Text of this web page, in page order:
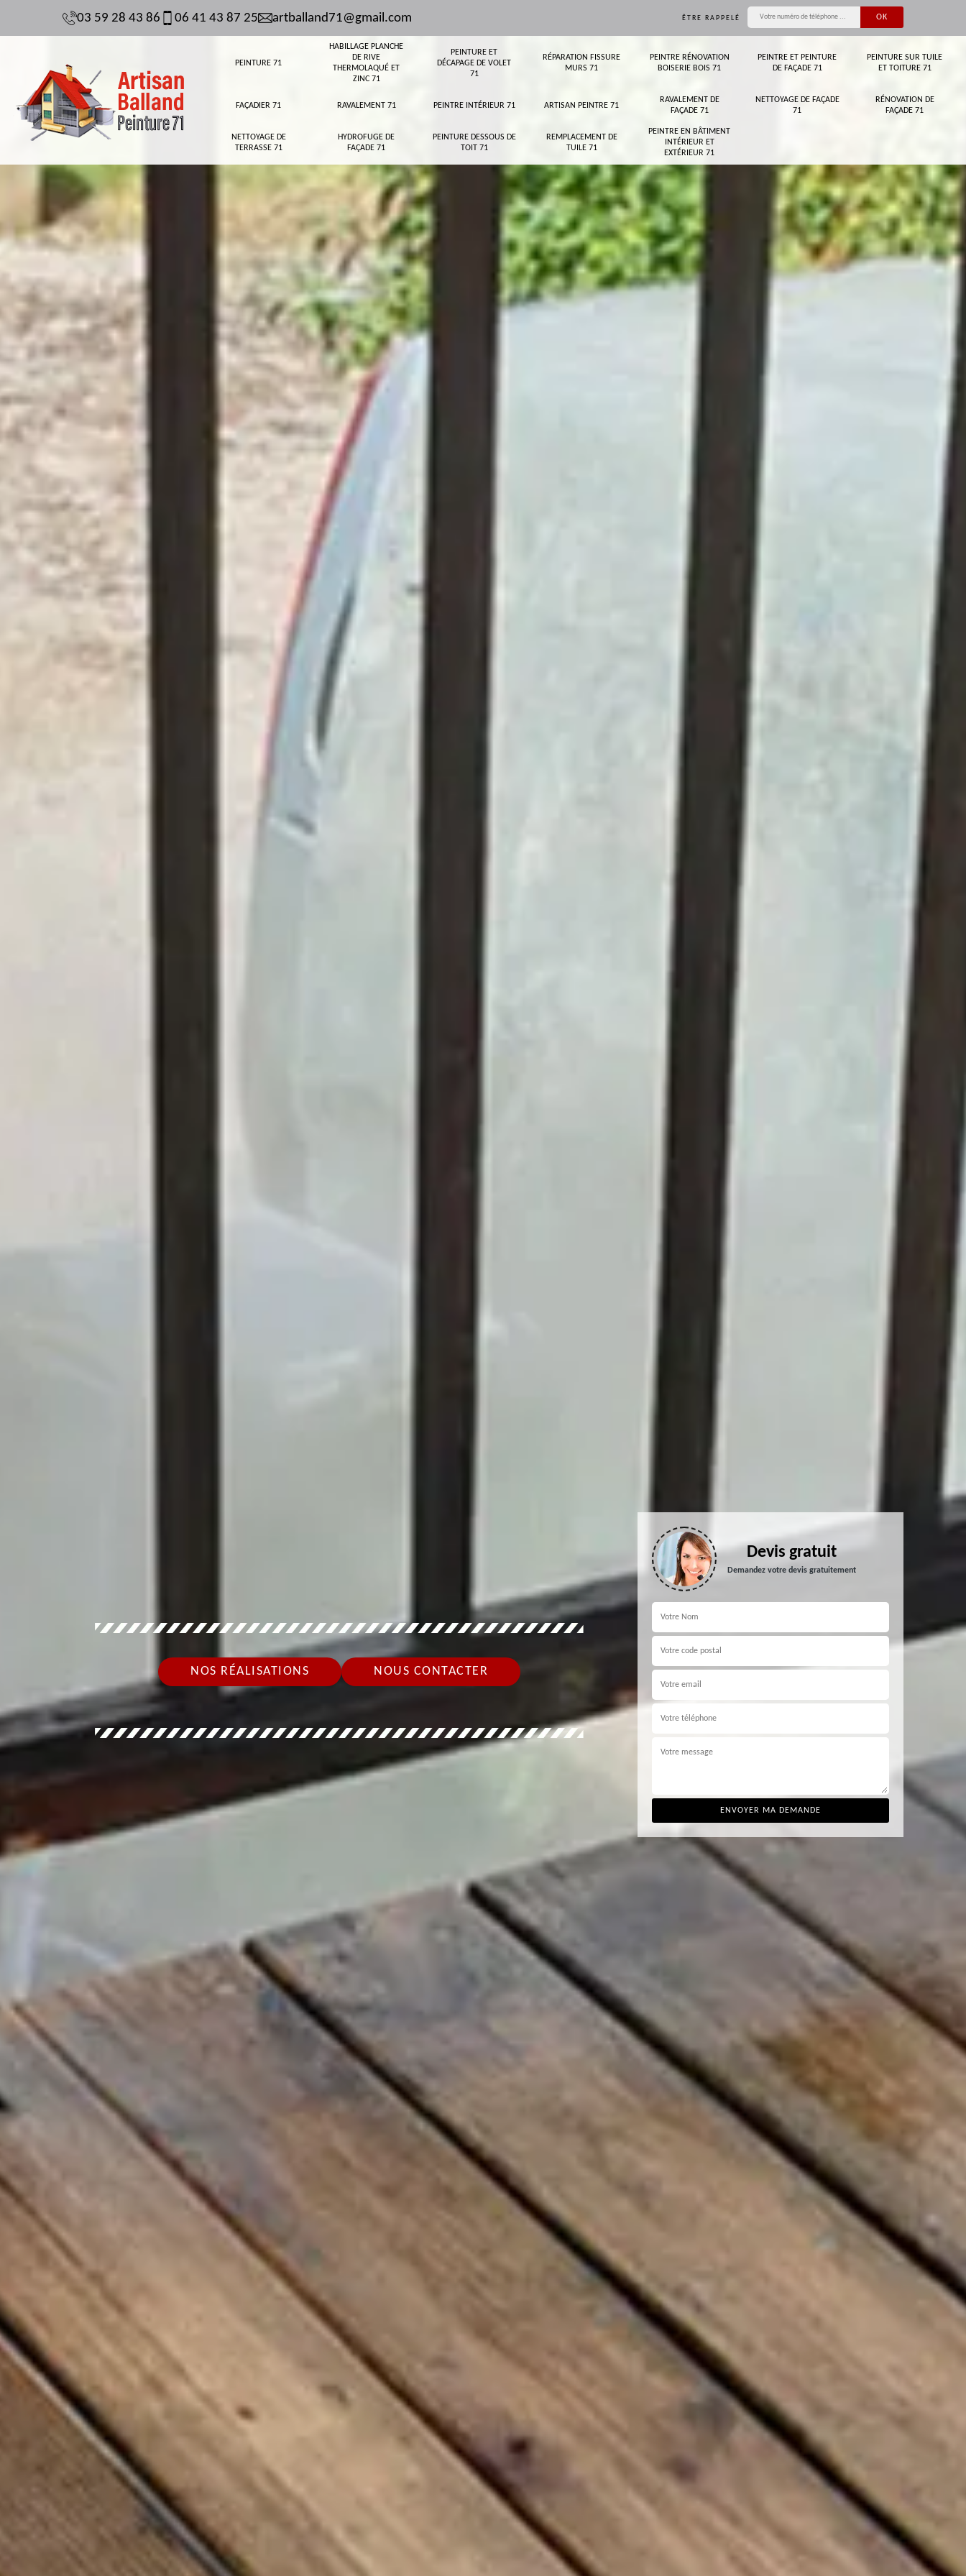
03 59 28 43 86 06 41 43 87 25 artballand71@gmail.com ÊTRE RAPPELÉ
PEINTURE 71
HABILLAGE PLANCHE
DE RIVE
THERMOLAQUÉ ET
ZINC 71
PEINTURE ET
DÉCAPAGE DE VOLET
71
RÉPARATION FISSURE
MURS 71
PEINTRE RÉNOVATION
BOISERIE BOIS 71
PEINTRE ET PEINTURE
DE FAÇADE 71
PEINTURE SUR TUILE
ET TOITURE 71
FAÇADIER 71 RAVALEMENT 71 PEINTRE INTÉRIEUR 71 ARTISAN PEINTRE 71
RAVALEMENT DE
FAÇADE 71
NETTOYAGE DE FAÇADE
71
RÉNOVATION DE
FAÇADE 71
NETTOYAGE DE
TERRASSE 71
HYDROFUGE DE
FAÇADE 71
PEINTURE DESSOUS DE
TOIT 71
REMPLACEMENT DE
TUILE 71
PEINTRE EN BÂTIMENT
INTÉRIEUR ET
EXTÉRIEUR 71
NOS RÉALISATIONS NOUS CONTACTER
Devis gratuit
Demandez votre devis gratuitement